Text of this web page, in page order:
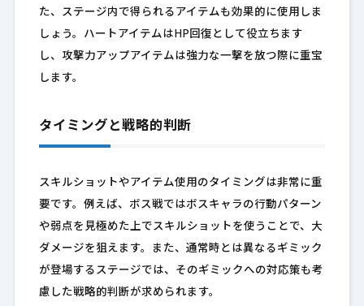
た、ステージ内で得られるアイテムも効果的に使用しま
しょう。ハートアイテムはHP回復として役立ちます
し、攻撃力アップアイテムは強力な一撃を放つ際に重宝
します。
タイミングと戦略的判断
スキルショットやアイテム使用のタイミングは非常に重
要です。例えば、ボス戦ではボスキャラの行動パターン
や弱点を見極めた上でスキルショットを使うことで、大
ダメージを狙えます。また、通常時とは異なるギミック
が登場するステージでは、そのギミックへの対応策も考
慮した戦略的判断が求められます。